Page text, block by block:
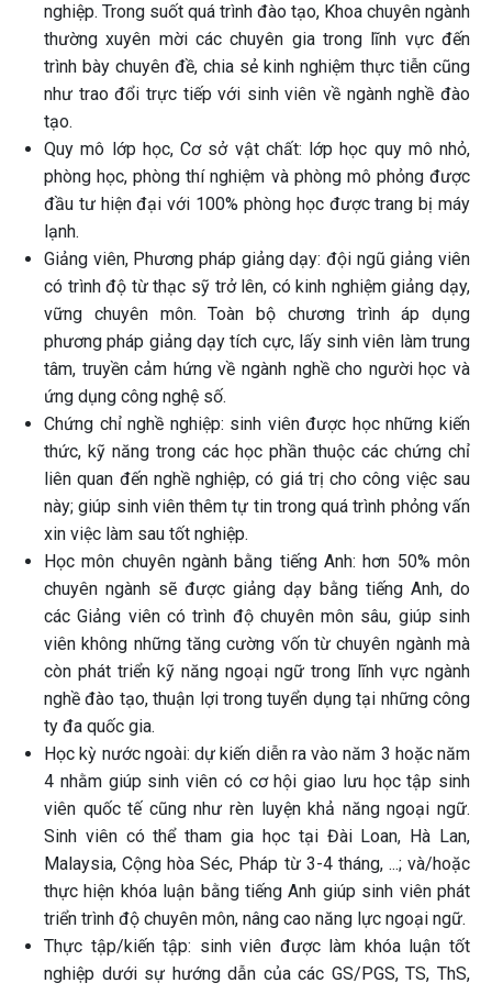
nghiệp. Trong suốt quá trình đào tạo, Khoa chuyên ngành
thường xuyên mời các chuyên gia trong lĩnh vực đến
trình bày chuyên đề, chia sẻ kinh nghiệm thực tiễn cũng
như trao đổi trực tiếp với sinh viên về ngành nghề đào
tạo.
Quy mô lớp học, Cơ sở vật chất: lớp học quy mô nhỏ,
phòng học, phòng thí nghiệm và phòng mô phỏng được
đầu tư hiện đại với 100% phòng học được trang bị máy
lạnh.
Giảng viên, Phương pháp giảng dạy: đội ngũ giảng viên
có trình độ từ thạc sỹ trở lên, có kinh nghiệm giảng dạy,
vững chuyên môn. Toàn bộ chương trình áp dụng
phương pháp giảng dạy tích cực, lấy sinh viên làm trung
tâm, truyền cảm hứng về ngành nghề cho người học và
ứng dụng công nghệ số.
Chứng chỉ nghề nghiệp: sinh viên được học những kiến
thức, kỹ năng trong các học phần thuộc các chứng chỉ
liên quan đến nghề nghiệp, có giá trị cho công việc sau
này; giúp sinh viên thêm tự tin trong quá trình phỏng vấn
xin việc làm sau tốt nghiệp.
Học môn chuyên ngành bằng tiếng Anh: hơn 50% môn
chuyên ngành sẽ được giảng dạy bằng tiếng Anh, do
các Giảng viên có trình độ chuyên môn sâu, giúp sinh
viên không những tăng cường vốn từ chuyên ngành mà
còn phát triển kỹ năng ngoại ngữ trong lĩnh vực ngành
nghề đào tạo, thuận lợi trong tuyển dụng tại những công
ty đa quốc gia.
Học kỳ nước ngoài: dự kiến diễn ra vào năm 3 hoặc năm
4 nhằm giúp sinh viên có cơ hội giao lưu học tập sinh
viên quốc tế cũng như rèn luyện khả năng ngoại ngữ.
Sinh viên có thể tham gia học tại Đài Loan, Hà Lan,
Malaysia, Cộng hòa Séc, Pháp từ 3-4 tháng, ...; và/hoặc
thực hiện khóa luận bằng tiếng Anh giúp sinh viên phát
triển trình độ chuyên môn, nâng cao năng lực ngoại ngữ.
Thực tập/kiến tập: sinh viên được làm khóa luận tốt
nghiệp dưới sự hướng dẫn của các GS/PGS, TS, ThS,